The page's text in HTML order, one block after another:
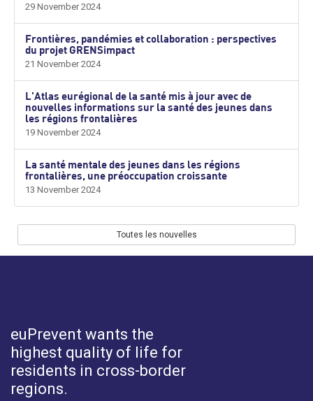
29 November 2024
Frontières, pandémies et collaboration : perspectives
du projet GRENSimpact
21 November 2024
L'Atlas eurégional de la santé mis à jour avec de
nouvelles informations sur la santé des jeunes dans
les régions frontalières
19 November 2024
La santé mentale des jeunes dans les régions
frontalières, une préoccupation croissante
13 November 2024
Toutes les nouvelles
euPrevent wants the
highest quality of life for
residents in cross-border
regions.